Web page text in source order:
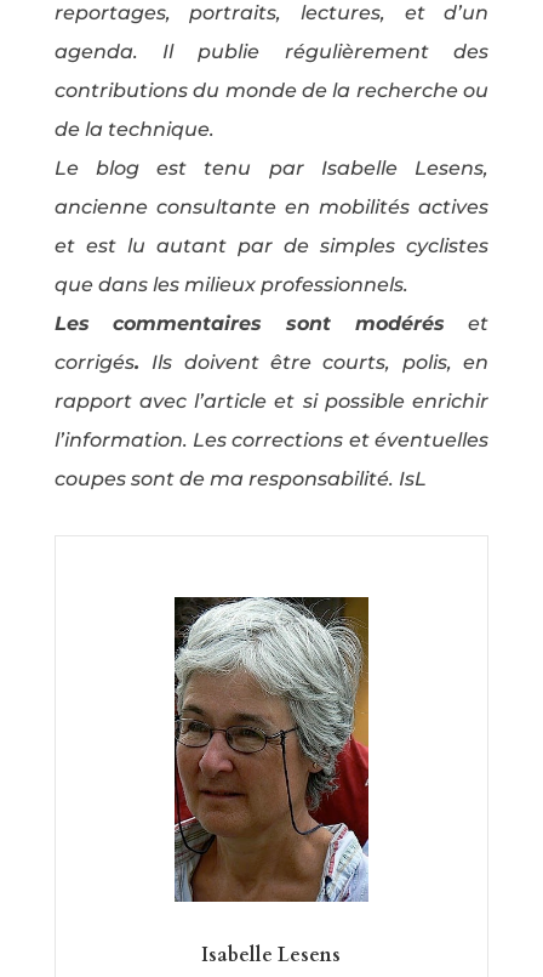
reportages, portraits, lectures, et d’un
agenda. Il publie régulièrement des
contributions du monde de la recherche ou
de la technique.
Le blog est tenu par Isabelle Lesens,
ancienne consultante en mobilités actives
et est lu autant par de simples cyclistes
que dans les milieux professionnels.
Les commentaires sont modéréset
corrigés. Ils doivent être courts, polis, en
rapport avec l’article et si possible enrichir
l’information. Les corrections et éventuelles
coupes sont de ma responsabilité. IsL
Isabelle Lesens